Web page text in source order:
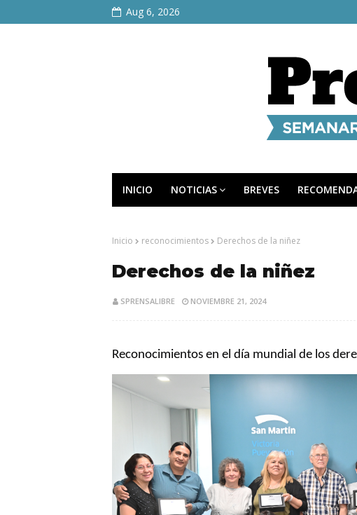
Aug 6, 2026
INICIO NOTICIAS BREVES
Inicio reconocimientos Derechos de la niñez
Derechos de la niñez
SPRENSALIBRE NOVIEMBRE 21, 2024
Reconocimientos en el día mundial de los